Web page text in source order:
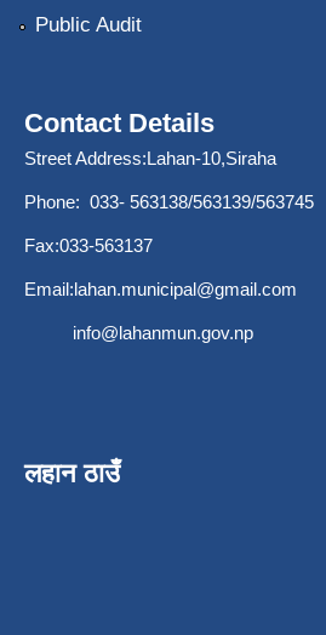
Public Audit
Contact Details
Street Address:Lahan-10,Siraha
Phone: 033- 563138/563139/563745
Fax:033-563137
Email:lahan.municipal@gmail.com
info@lahanmun.gov.np
लहान ठाउँ